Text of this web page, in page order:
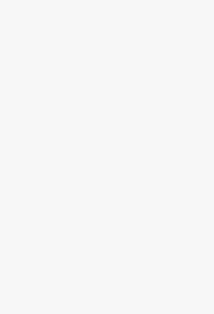
der Veiling Rhein-Maas auf
Ende Juni verursachten
und Gewitter enorme
Anlieferbetrieben der Veiling
dieser Unwetterschäden
der Versteigerungsuhr aus
Mengenrückgängen bei
Topfpflanzen. Ebenfalls von
beeinflusst war die
Quality“ bei Lavendel. Nach
zufriedenstellenden Verlauf